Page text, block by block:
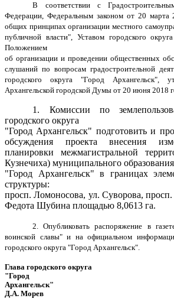
В соответствии с
Федерации, Федеральным законом от 20
общих принципах организации местного
публичной власти", Уставом городского
Положением
об организации и проведении общественных
слушаний по вопросам градостроительной
городского округа "Город Архангельск",
Архангельской городской Думы от 20 июня 2018
1. Комиссии по
городского округа
"Город Архангельск" подготовить и
обсуждения проекта внесения
планировки межмагистральной
Кузнечиха) муниципального образования
"Город Архангельск" в границах
структуры:
просп. Ломоносова, ул. Суворова,
Федота Шубина площадью 8,0613 га.
2. Опубликовать распоряжение в
воинской славы" и на официальном
городского округа "Город Архангельск".
Глава городского округа
"Город
Архангельск"
Д.А. Морев